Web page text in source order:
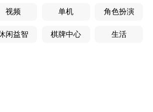
中，签署双方的身份认证结果和真实
安局接口校验(个人认证)、市监局接
视频 单机 角色扮演
闲益智 棋牌中心 生活